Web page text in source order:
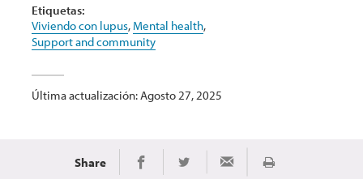
Etiquetas:
Viviendo con lupus, Mental health,
Support and community
Última actualización: Agosto 27, 2025
Share Share on Facebook
Share on TwitterShare via EmailImprimir